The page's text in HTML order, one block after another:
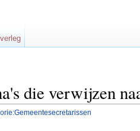
die verwijzen